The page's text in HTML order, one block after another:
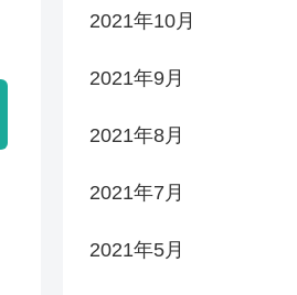
2021年10月
2021年9月
2021年8月
2021年7月
2021年5月